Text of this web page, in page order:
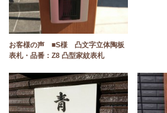
お客様の声 ■S様 凸文字立体陶板
表札・品番：Z8 凸型家紋表札